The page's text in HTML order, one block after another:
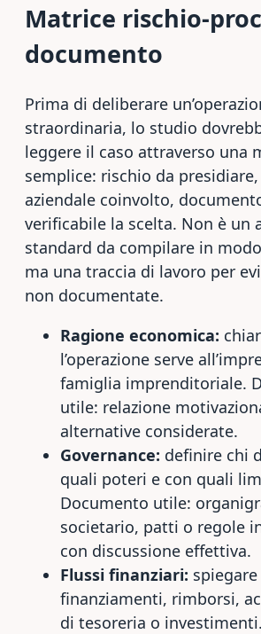
Matrice rischio-
documento
Prima di deliberare
straordinaria, lo studio
leggere il caso attraverso una
semplice: rischio da
aziendale coinvolto,
verificabile la scelta. Non è un
standard da compilare in
ma una traccia di lavoro per
non documentate.
Ragione economica:
l’operazione serve
famiglia imprenditoriale.
utile: relazione
alternative considerate.
Governance: definire chi
quali poteri e con quali
Documento utile:
societario, patti o regole
con discussione effettiva.
Flussi finanziari:
finanziamenti, rimborsi,
di tesoreria o